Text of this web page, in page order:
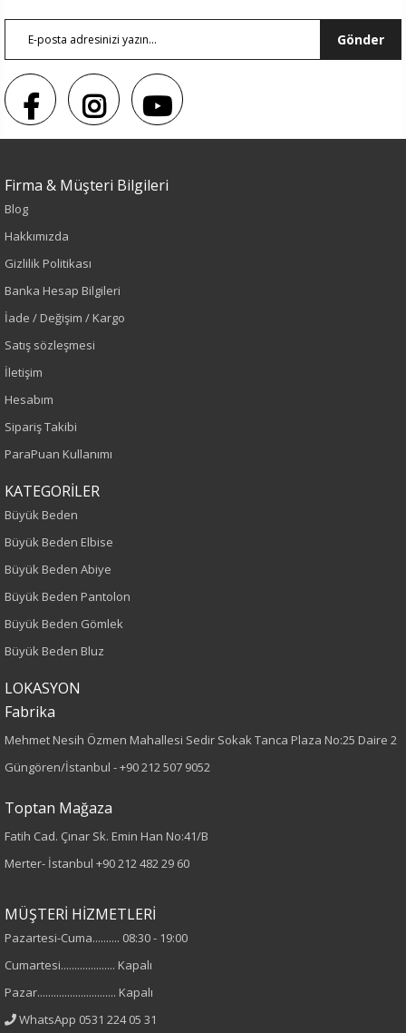
Sezon : YAZLIK
Renk
Siyah
Sezon
İlkbahar-Yaz
Yetişkin
Kalıp
Büyük Beden
Kumaş
%100 Polyester
Cinsiyet
Kadın
Gönder
Firma & Müşteri Bilgileri
Blog
Hakkımızda
Gizlilik Politikası
Banka Hesap Bilgileri
İade / Değişim / Kargo
Satış sözleşmesi
İletişim
Hesabım
Sipariş Takibi
ParaPuan Kullanımı
KATEGORİLER
Büyük Beden
Büyük Beden Elbise
Büyük Beden Abiye
Büyük Beden Pantolon
Büyük Beden Gömlek
Büyük Beden Bluz
LOKASYON
Fabrika
Mehmet Nesih Özmen Mahallesi Sedir Sokak Tanca Plaza No:25 Daire 2
Güngören/İstanbul -+90 212 507 9052
Toptan Mağaza
Fatih Cad. Çınar Sk. Emin Han No:41/B
Merter- İstanbul +90 212 482 29 60
MÜŞTERİ HİZMETLERİ
Pazartesi-Cuma.......... 08:30 - 19:00
Cumartesi.................... Kapalı
Pazar............................. Kapalı
WhatsApp 0531 224 05 31